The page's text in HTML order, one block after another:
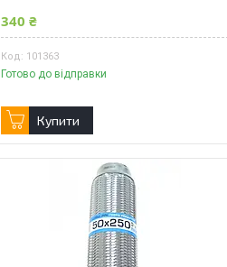
340 ₴
101363
Готово до відправки
Купити